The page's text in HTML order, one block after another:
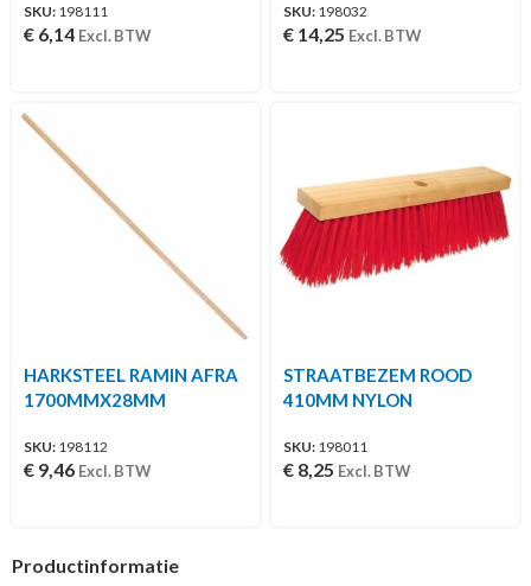
SKU: 198111
€ 6,14 Excl. BTW
SKU: 198032
€ 14,25 Excl. BTW
HARKSTEEL RAMIN AFRA
1700MMX28MM
SKU: 198112
€ 9,46 Excl. BTW
STRAATBEZEM ROOD
410MM NYLON
SKU: 198011
€ 8,25 Excl. BTW
Productinformatie